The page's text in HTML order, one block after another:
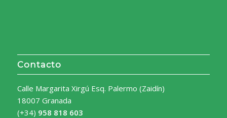
Contacto
Calle Margarita Xirgú Esq. Palermo (Zaidín)
18007 Granada
(+34) 958 818 603